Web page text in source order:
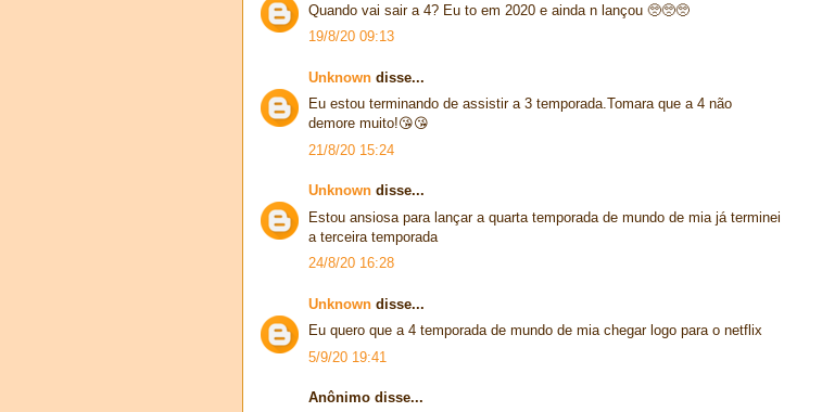
Quando vai sair a 4? Eu to em 2020 e ainda n lançou 🥺🥺🥺
19/8/20 09:13
Unknown disse...
Eu estou terminando de assistir a 3 temporada.Tomara que a 4 não
demore muito!😘😘
21/8/20 15:24
Unknown disse...
Estou ansiosa para lançar a quarta temporada de mundo de mia já terminei
a terceira temporada
24/8/20 16:28
Unknown disse...
Eu quero que a 4 temporada de mundo de mia chegar logo para o netflix
5/9/20 19:41
Anônimo disse...